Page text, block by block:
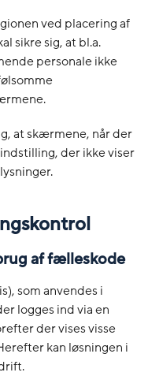
ved placering af
sikre sig, at bl.a.
personale ikke
at skærmene, når der
der ikke viser
af fælleskode
som anvendes i
logges ind via en
der vises visse
kan løsningen i